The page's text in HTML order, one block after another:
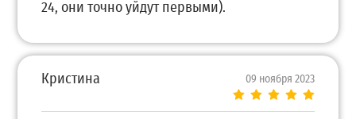
24, они точно уйдут первыми).
Кристина 09 ноября 2023